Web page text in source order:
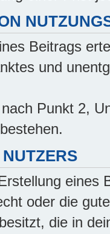
Beitrags
und
Punkt 2,
eines
oder die
die in